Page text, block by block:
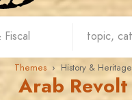
Themes › History & Heritage
Arab Revolt